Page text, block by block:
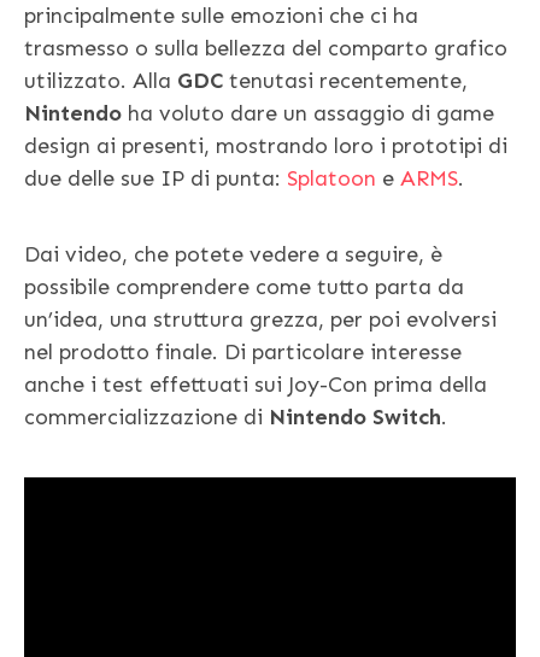
principalmente sulle emozioni che ci ha
trasmesso o sulla bellezza del comparto grafico
utilizzato. Alla GDC tenutasi recentemente,
Nintendo ha voluto dare un assaggio di game
design ai presenti, mostrando loro i prototipi di
due delle sue IP di punta: Splatoon e ARMS.
Dai video, che potete vedere a seguire, è
possibile comprendere come tutto parta da
un’idea, una struttura grezza, per poi evolversi
nel prodotto finale. Di particolare interesse
anche i test effettuati sui Joy-Con prima della
commercializzazione di Nintendo Switch.